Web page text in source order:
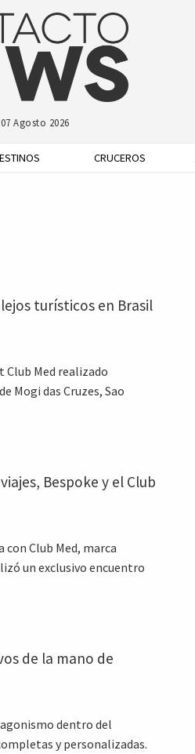
Agosto 2026
CRUCEROS
turísticos en Brasil
Med realizado
Mogi das Cruzes, Sao
Bespoke y el Club
Club Med, marca
un exclusivo encuentro
de la mano de
dentro del
y personalizadas.